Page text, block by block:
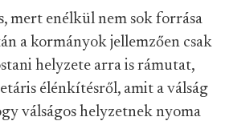
mert enélkül nem sok forrása
a kormányok jellemzően csak
helyzete arra is rámutat,
élénkítésről, amit a válság
válságos helyzetnek nyoma